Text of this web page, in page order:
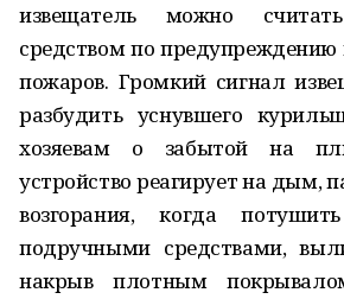
извещатель можно
средством по
пожаров. Громкий сигнал
разбудить уснувшего
хозяевам о забытой на
устройство реагирует на дым,
возгорания, когда
подручными средствами,
накрыв плотным